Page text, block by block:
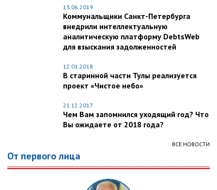
13.06.2019
Коммунальщики Санкт-Петербурга
внедрили интеллектуальную
аналитическую платформу DebtsWeb
для взыскания задолженностей
12.01.2018
В старинной части Тулы реализуется
проект «Чистое небо»
21.12.2017
Чем Вам запомнился уходящий год? Что
Вы ожидаете от 2018 года?
ВСЕ НОВОСТИ
От первого лица